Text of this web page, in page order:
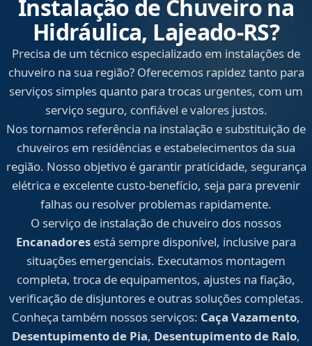
Instalação de Chuveiro na
Hidráulica, Lajeado‑RS?
Precisa de um técnico especializado em instalações de
chuveiro na sua região? Oferecemos rapidez tanto para
serviços simples quanto para trocas urgentes, com um
serviço seguro, confiável e valores justos.
Nos tornamos referência na instalação e substituição de
chuveiros em residências e estabelecimentos da sua
região. Nosso objetivo é garantir praticidade, segurança
elétrica e excelente custo-benefício, seja para prevenir
falhas ou resolver problemas rapidamente.
O serviço de instalação de chuveiro dos nossos
Encanadores está sempre disponível, inclusive para
situações emergenciais. Executamos montagem
completa, troca de equipamentos, ajustes na fiação,
verificação de disjuntores e outras soluções completas.
Conheça também nossos serviços: Caça Vazamento,
Desentupimento de Pia, Desentupimento de Ralo,